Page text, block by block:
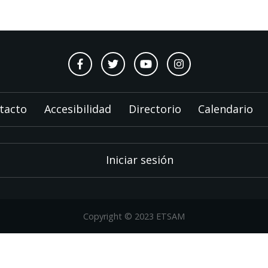
Accesibilidad Directorio Calendario
Iniciar sesión
Copyright © 2023 ETSAM